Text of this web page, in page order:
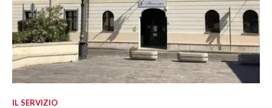
IL SERVIZIO